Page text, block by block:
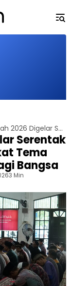
Jalsah Salanah 2026 Digelar Serentak di Enam Wilayah, Angkat Tema Agama sebagai Solusi bagi Bangsa
Serentak
Tema
Bangsa
3 Min